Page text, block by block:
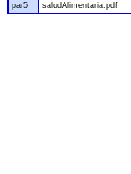
par5
saludAlimentaria.pdf